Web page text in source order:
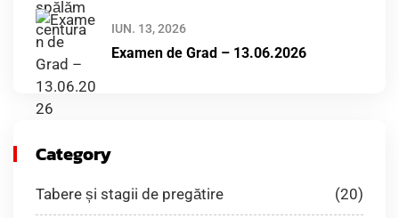
IUN. 13, 2026
Examen de Grad – 13.06.2026
Category
Tabere și stagii de pregătire (20)